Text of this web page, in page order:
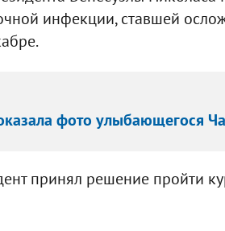
инфекции, ставшей
фото улыбающегося
принял решение пройти